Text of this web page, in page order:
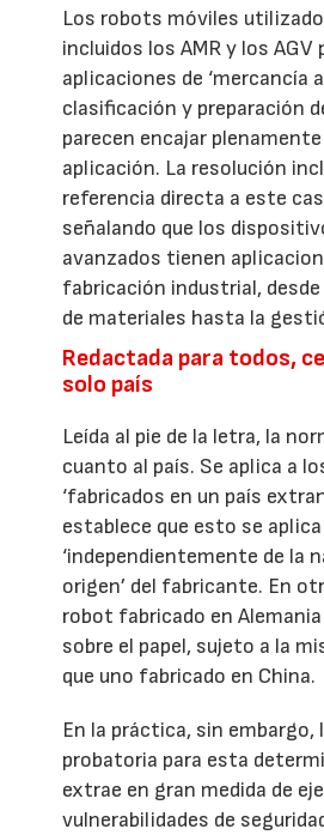
Los robots móviles
incluidos los AMR y los AGV
aplicaciones de ‘mercancía a
clasificación y preparación
parecen encajar
aplicación. La resolución
referencia directa a este
señalando que los
avanzados tienen
fabricación industrial,
de materiales hasta la
Redactada para todos,
solo país
Leída al pie de la letra, la
cuanto al país. Se aplica a
‘fabricados en un país
establece que esto se aplica
‘independientemente de la
origen’ del fabricante. En
robot fabricado en
sobre el papel, sujeto a la
que uno fabricado en China.
En la práctica, sin embargo,
probatoria para esta
extrae en gran medida de
vulnerabilidades de